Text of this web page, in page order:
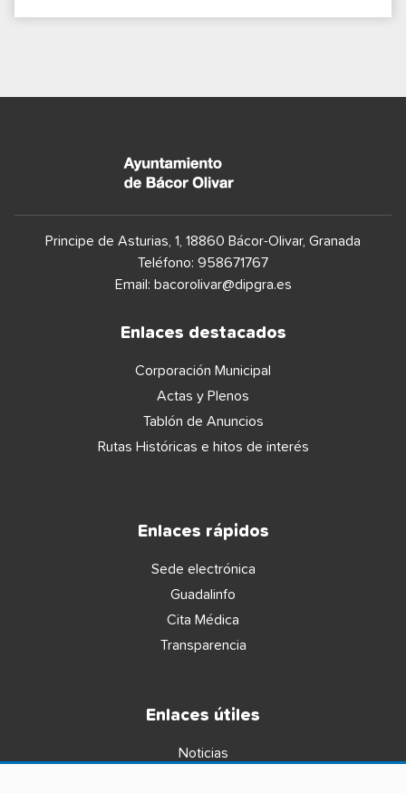
Principe de Asturias, 1, 18860 Bácor-Olivar, Granada
Teléfono: 958671767
Email: bacorolivar@dipgra.es
Enlaces destacados
Corporación Municipal
Actas y Plenos
Tablón de Anuncios
Rutas Históricas e hitos de interés
Enlaces rápidos
Sede electrónica
Guadalinfo
Cita Médica
Transparencia
Enlaces útiles
Noticias